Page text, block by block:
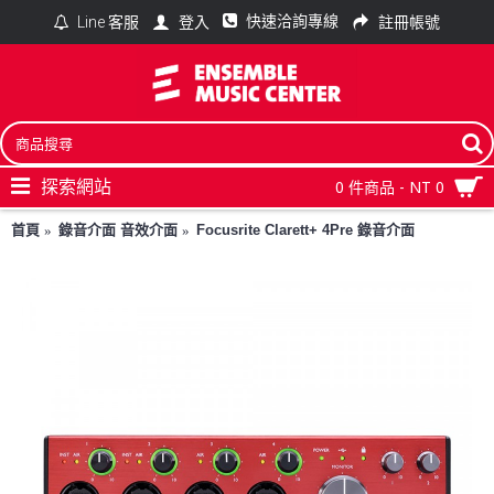
Line 客服 登入 快速洽詢專線 註冊帳號
0 件商品 - NT 0
探索網站
首頁 錄音介面 音效介面 Focusrite Clarett+ 4Pre 錄音介面